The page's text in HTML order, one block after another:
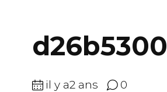
d26b5300
il y a2 ans 0